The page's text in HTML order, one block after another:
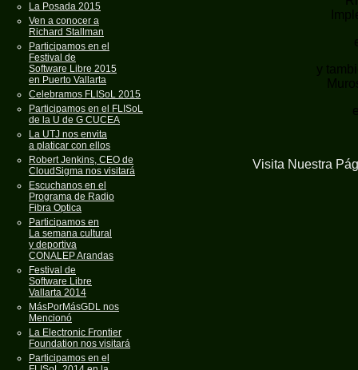
La Posada 2015
Ven a conocer a
Richard Stallman
Participamos en el
Festival de
Software Libre 2015
en Puerto Vallarta
Celebramos FLISoL 2015
Participamos en el FLISoL
de la U de G CUCEA
La UTJ nos envita
a platicar con ellos
Robert Jenkins, CEO de
CloudSigma nos visitará
Escuchanos en el
Programa de Radio
Fibra Optica
Participamos en
La semana cultural
y deportiva
CONALEP Arandas
Festival de
Software Libre
Vallarta 2014
MásPorMásGDL nos
Mencionó
La Electronic Frontier
Foundation nos visitará
Participamos en el
y
Visita Nuestra